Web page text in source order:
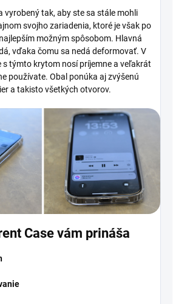
vyrobený tak, aby ste sa stále mohli
svojho zariadenia, ktoré je však po
možným spôsobom. Hlavná
vďaka čomu sa nedá deformovať. V
s týmto krytom nosí príjemne a veľakrát
používate. Obal ponúka aj zvýšenú
a takisto všetkých otvorov.
Case vám prináša